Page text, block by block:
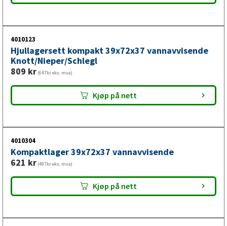
4010123
Hjullagersett kompakt 39x72x37 vannavvisende
Knott/Nieper/Schlegl
809 kr (647kr eks. mva)
Kjøp på nett
4010304
Kompaktlager 39x72x37 vannavvisende
621 kr (497kr eks. mva)
Kjøp på nett